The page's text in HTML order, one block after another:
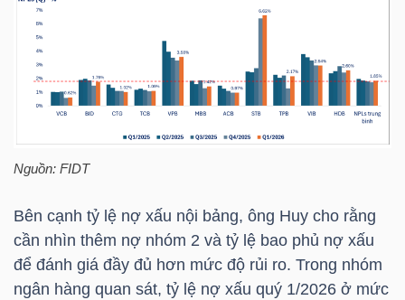
Nguồn: FIDT
Bên cạnh tỷ lệ nợ xấu nội bảng, ông Huy cho rằng
cần nhìn thêm nợ nhóm 2 và tỷ lệ bao phủ nợ xấu
để đánh giá đầy đủ hơn mức độ rủi ro. Trong nhóm
ngân hàng quan sát, tỷ lệ nợ xấu quý 1/2026 ở mức
THIẾT
YẾU
SÓC
KHỎE